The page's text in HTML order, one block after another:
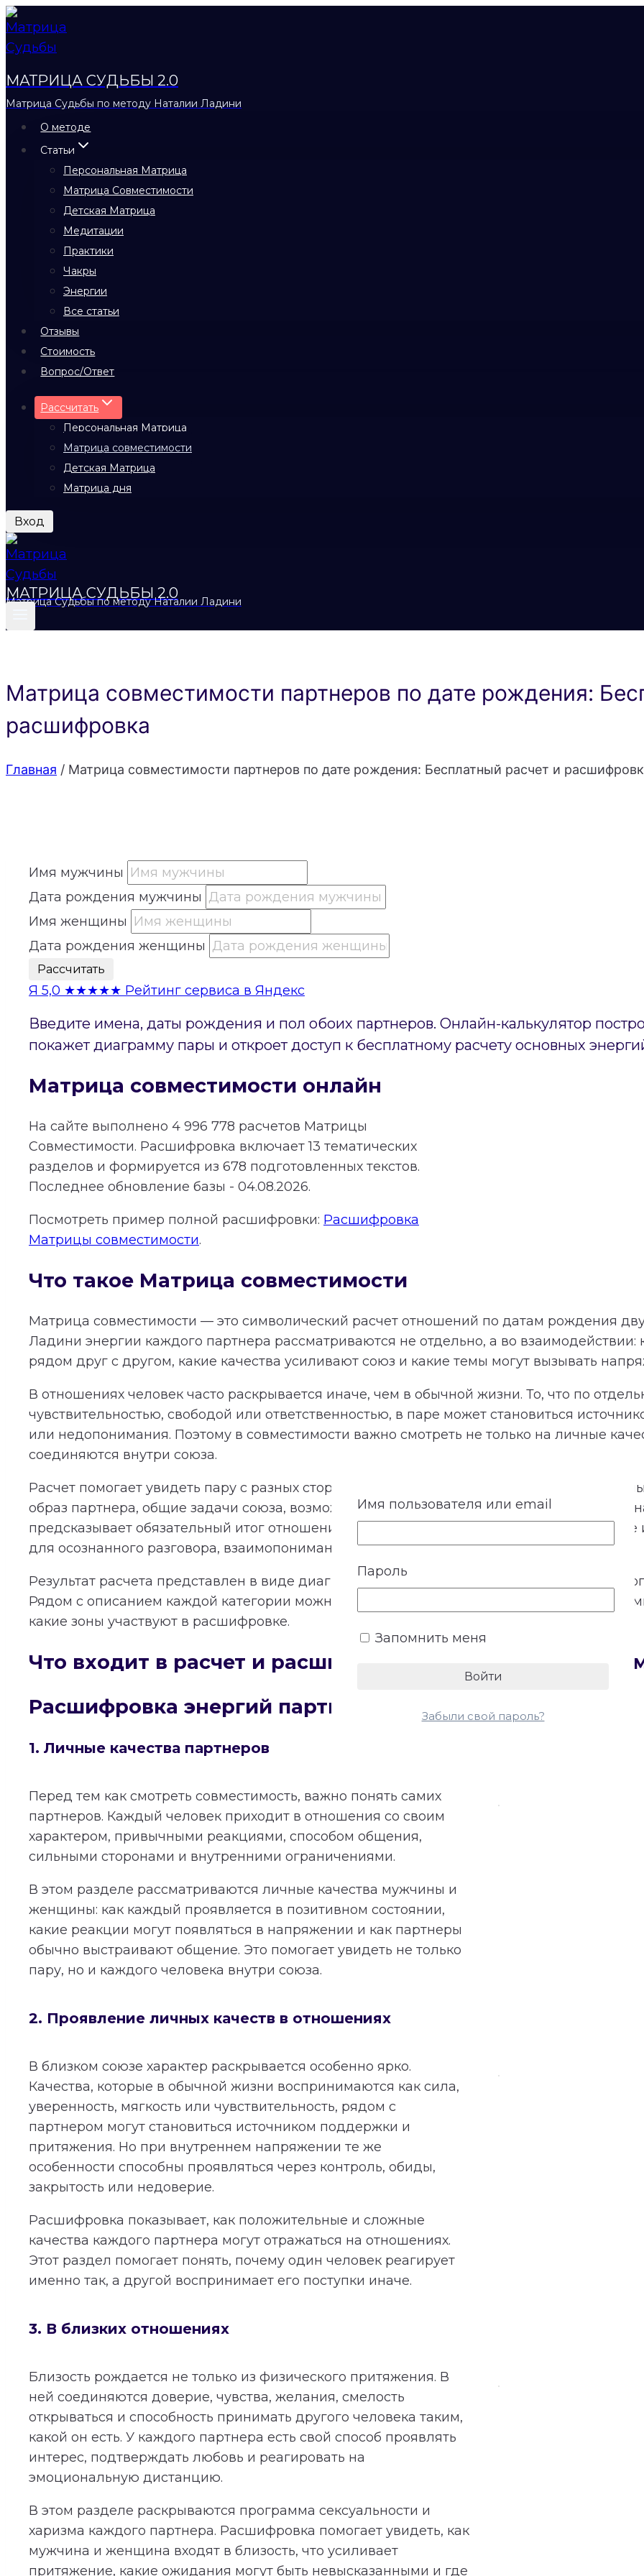
Перейти
к
содержимому
МАТРИЦА СУДЬБЫ 2.0
Матрица Судьбы по методу Наталии Ладини
О методе
Статьи
Персональная Матрица
Матрица Совместимости
Детская Матрица
Медитации
Практики
Чакры
Энергии
Все статьи
Отзывы
Стоимость
Вопрос/Ответ
Рассчитать
Персональная Матрица
Матрица совместимости
Детская Матрица
Матрица дня
Вход
МАТРИЦА СУДЬБЫ 2.0
Матрица Судьбы по методу Наталии Ладини
Матрица совместимости партнеров по дате рождения:
расшифровка
Главная / Матрица совместимости партнеров по дате рождения: Бесплатный расчет и
Имя мужчины
Дата рождения мужчины
Имя женщины
Дата рождения женщины
Рассчитать
Я 5,0 ★★★★★ Рейтинг сервиса в Яндекс
Введите имена, даты рождения и пол обоих партнеров. Онлайн-калькулятор
покажет диаграмму пары и откроет доступ к бесплатному расчету основных
Матрица совместимости онлайн
На сайте выполнено 4 996 778 расчетов Матрицы
Совместимости. Расшифровка включает13 тематических
разделов и формируется из 678 подготовленных текстов.
Последнее обновление базы - 04.08.2026.
Посмотреть пример полной расшифровки: Расшифровка
Матрицы совместимости.
Что такое Матрица совместимости
Матрица совместимости — это символический расчет отношений по датам рождения
Ладини энергии каждого партнера рассматриваются не отдельно, а во
рядом друг с другом, какие качества усиливают союз и какие темы могут вызывать
В отношениях человек часто раскрывается иначе, чем в обычной жизни. То, что по
чувствительностью, свободой или ответственностью, в паре может становиться
или недопонимания. Поэтому в совместимости важно смотреть не только на личные
соединяются внутри союза.
Расчет помогает увидеть пару с разных сторон: личные особенности мужчины и
образ партнера, общие задачи союза, возможные трудности, финансовую линию и
предсказывает обязательный итог отношений и не решает за партнеров, быть им
для осознанного разговора, взаимопонимания и более зрелого взаимодействия.
Результат расчета представлен в виде диаграммы. На ней отображаются энергии
Рядом с описанием каждой категории можно показать соответствующую часть
какие зоны участвуют в расшифровке.
Что входит в расчет и расшифровку Матрицы
Расшифровка энергий партнеров
1. Личные качества партнеров
Перед тем как смотреть совместимость, важно понять самих
партнеров. Каждый человек приходит в отношения со своим
характером, привычными реакциями, способом общения,
сильными сторонами и внутренними ограничениями.
В этом разделе рассматриваются личные качества мужчины и
женщины: как каждый проявляется в позитивном состоянии,
какие реакции могут появляться в напряжении и как партнеры
обычно выстраивают общение. Это помогает увидеть не только
пару, но и каждого человека внутри союза.
2. Проявление личных качеств в отношениях
В близком союзе характер раскрывается особенно ярко.
Качества, которые в обычной жизни воспринимаются как сила,
уверенность, мягкость или чувствительность, рядом с
партнером могут становиться источником поддержки и
притяжения. Но при внутреннем напряжении те же
особенности способны проявляться через контроль, обиды,
закрытость или недоверие.
Расшифровка показывает, как положительные и сложные
качества каждого партнера могут отражаться на отношениях.
Этот раздел помогает понять, почему один человек реагирует
именно так, а другой воспринимает его поступки иначе.
3. В близких отношениях
Близость рождается не только из физического притяжения. В
ней соединяются доверие, чувства, желания, смелость
открываться и способность принимать другого человека таким,
какой он есть. У каждого партнера есть свой способ проявлять
интерес, подтверждать любовь и реагировать на
эмоциональную дистанцию.
В этом разделе раскрываются программа сексуальности и
харизма каждого партнера. Расшифровка помогает увидеть, как
мужчина и женщина входят в близость, что усиливает
притяжение, какие ожидания могут быть невысказанными и где
Имя пользователя или email
Пароль
Запомнить меня
Забыли свой пароль?